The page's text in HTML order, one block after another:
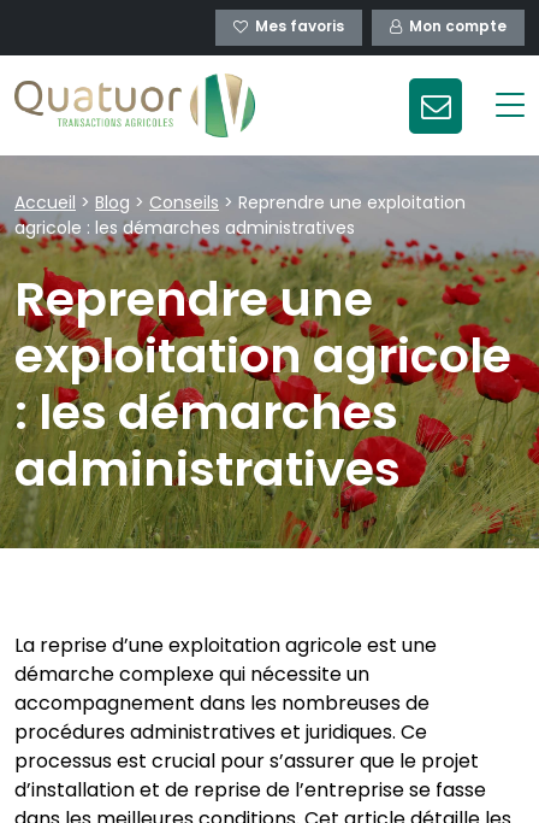
Mes favoris Mon compte
Accueil > Blog > Conseils > Reprendre une exploitation
agricole : les démarches administratives
Reprendre une
exploitation agricole
: les démarches
administratives
La reprise d’une exploitation agricole est une
démarche complexe qui nécessite un
accompagnement dans les nombreuses de
procédures administratives et juridiques. Ce
processus est crucial pour s’assurer que le projet
d’installation et de reprise de l’entreprise se fasse